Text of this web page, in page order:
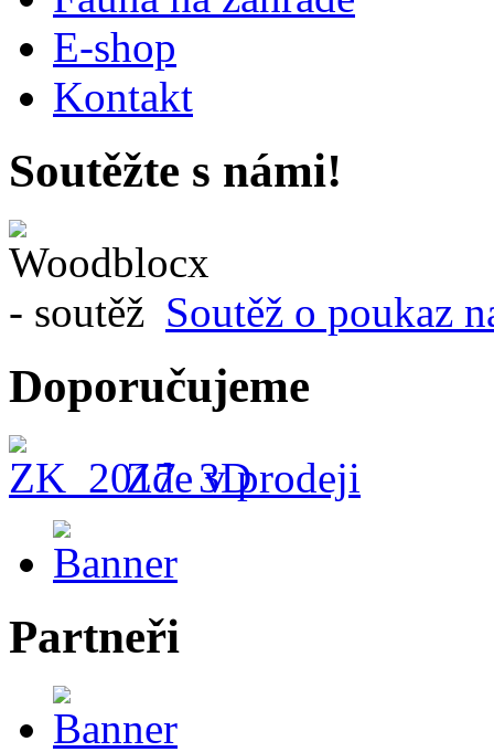
E-shop
Kontakt
Soutěžte s námi!
Soutěž o poukaz
Doporučujeme
Zde v prodeji
Partneři